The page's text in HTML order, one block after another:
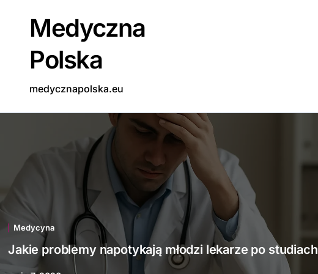
Medyczna
Polska
medycznapolska.eu
Medycyna
Jakie problemy napotykają młodzi lekarze po studiach